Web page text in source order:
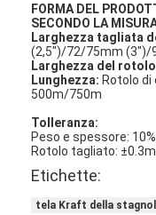
FORMA DEL
SECONDO LA
Larghezza tagliata
(2,5")/72/75mm (3")/
Larghezza del
Lunghezza: Rotolo
500m/750m
Tolleranza:
Peso e spessore:
Rotolo tagliato:
Etichette:
tela Kraft della